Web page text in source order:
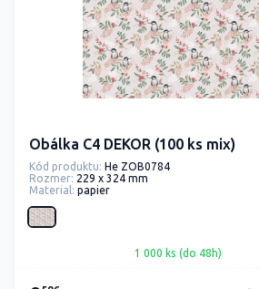
Obálka C4 DEKOR (100 ks mix)
Kód produktu: He ZOB0784
Rozmer: 229 x 324 mm
Material: papier
1 000 ks (do 48h)